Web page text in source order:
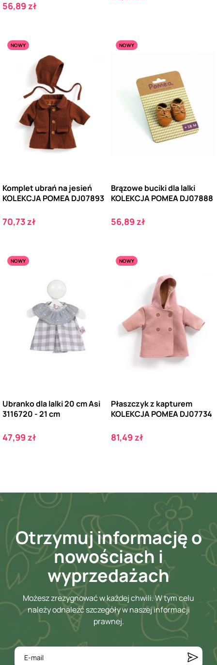
Cena
56,89 zł
NOWY
Komplet ubrań na jesień
KOLEKCJA POMEA DJ07893
Cena
70,73 zł
NOWY
Brązowe buciki dla lalki
KOLEKCJA POMEA DJ07888
Cena
56,89 zł
NOWY
Ubranko dla lalki 20 cm Asi
3116720 - 21 cm
Cena
47,99 zł
NOWY
Płaszczyk z kapturem
KOLEKCJA POMEA DJ07734
Cena
81,49 zł
Otrzymuj informację o
nowościach i
wyprzedażach
Możesz zrezygnować w każdej chwili. W tym celu
należy odnaleźć szczegóły w naszej informacji
prawnej.